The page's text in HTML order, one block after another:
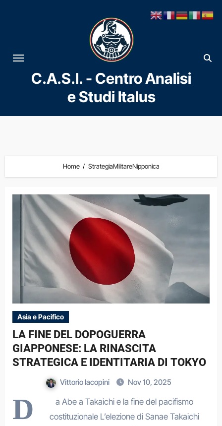
al
contenuto
C.A.S.I. - Centro Analisi
e Studi Italus
Home StrategiaMilitareNipponica
Asia e Pacifico
LA FINE DEL DOPOGUERRA
GIAPPONESE: LA RINASCITA
STRATEGICA E IDENTITARIA DI TOKYO
Vittorio Iacopini Nov 10, 2025
D
a Abe a Takaichi e la fine del pacifismo
costituzionale L’elezione di Sanae Takaichi